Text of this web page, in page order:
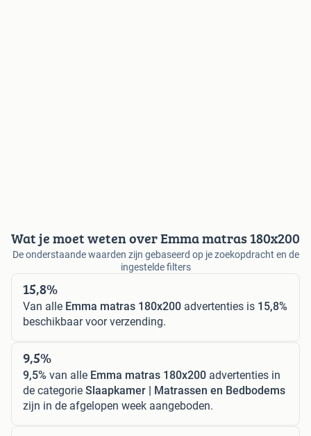
Wat je moet weten over Emma matras 180x200
De onderstaande waarden zijn gebaseerd op je zoekopdracht en de
ingestelde filters
15,8%
Van alle Emma matras 180x200 advertenties is 15,8%
beschikbaar voor verzending.
9,5%
9,5% van alle Emma matras 180x200 advertenties in
de categorie Slaapkamer | Matrassen en Bedbodems
zijn in de afgelopen week aangeboden.